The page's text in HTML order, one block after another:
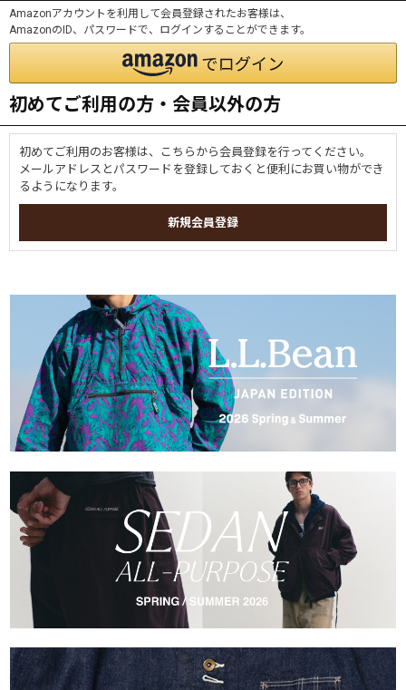
Amazonアカウントを利用して会員登録されたお客様は、
AmazonのID、パスワードで、ログインすることができます。
初めてご利用の方・会員以外の方
初めてご利用のお客様は、こちらから会員登録を行ってください。
メールアドレスとパスワードを登録しておくと便利にお買い物ができ
るようになります。